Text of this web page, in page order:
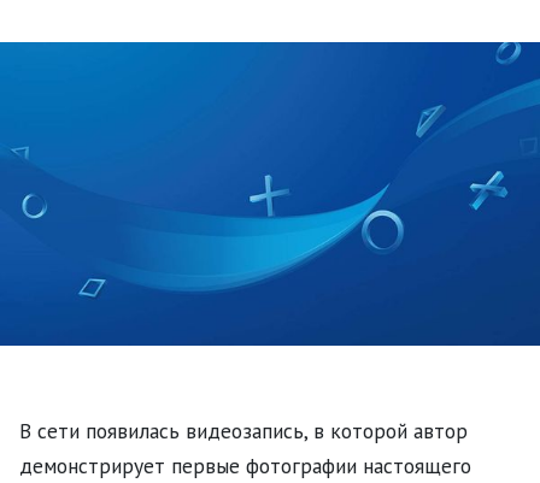
В сети появилась видеозапись, в которой автор
демонстрирует первые фотографии настоящего